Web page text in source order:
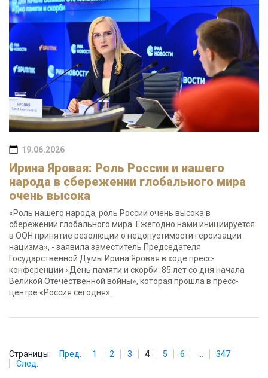
19.06.2026
Ирина Яровая: Роль России и нашего
народа в сбережении глобального мира
очень высока
«Роль нашего народа, роль России очень высока в
сбережении глобального мира. Ежегодно нами инициируется
в ООН принятие резолюции о недопустимости героизации
нацизма», - заявила заместитель Председателя
Государственной Думы Ирина Яровая в ходе пресс-
конференции «День памяти и скорби: 85 лет со дня начала
Великой Отечественной войны», которая прошла в пресс-
центре «Россия сегодня».
Страницы: Пред. 1 2 3 4 5 6
347
След.